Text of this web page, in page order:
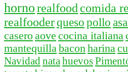
hornorealfood comida
realfooderquesopollo
caseroaove cocina italiana
mantequillabaconharina
Navidadnatahuevos